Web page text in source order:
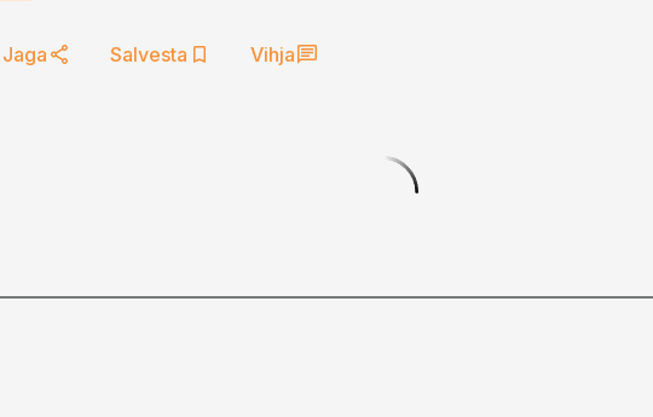
Jaga Salvesta Vihja